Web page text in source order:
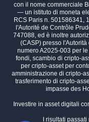
con il nome commerciale
— un istituto di moneta
RCS Paris n. 501586341,
l'Autorité de Contrôle
747088, ed è inoltre
(CASP) presso
numero A2025-003 per
fondi, scambio di cripto-
per cripto-asset per
amministrazione di cripto-
trasferimento di cripto-
impasse des
Investire in asset digitali
I risultati passati